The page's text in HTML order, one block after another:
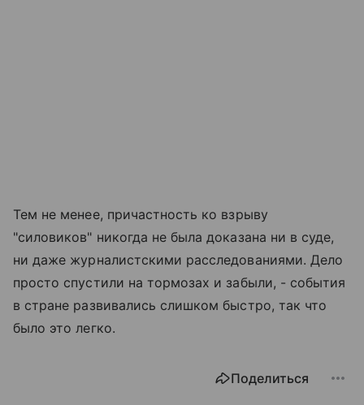
Тем не менее, причастность ко взрыву
"силовиков" никогда не была доказана ни в суде,
ни даже журналистскими расследованиями. Дело
просто спустили на тормозах и забыли, - события
в стране развивались слишком быстро, так что
было это легко.
Поделиться